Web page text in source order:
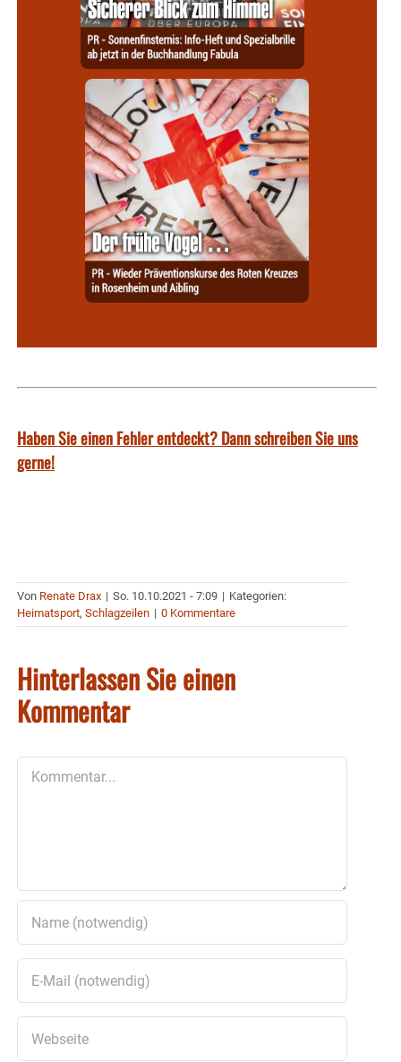
Haben Sie einen Fehler entdeckt? Dann schreiben Sie uns
gerne!
Von Renate Drax | So. 10.10.2021 - 7:09 | Kategorien:
Heimatsport, Schlagzeilen | 0 Kommentare
Hinterlassen Sie einen
Kommentar